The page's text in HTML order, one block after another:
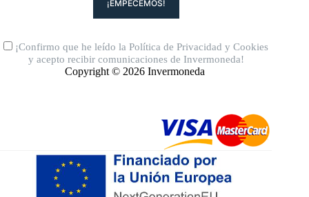
¡Confirmo que he leído laPolítica de Privacidad yCookies
y acepto recibir comunicaciones de Invermoneda!
Copyright © 2026 Invermoneda